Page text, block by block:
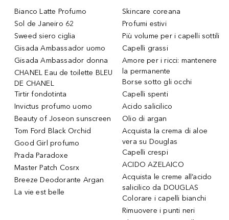
Bianco Latte Profumo
Sol de Janeiro 62
Sweed siero ciglia
Gisada Ambassador uomo
Gisada Ambassador donna
CHANEL Eau de toilette BLEU
DE CHANEL
Tirtir fondotinta
Invictus profumo uomo
Beauty of Joseon sunscreen
Tom Ford Black Orchid
Good Girl profumo
Prada Paradoxe
Master Patch Cosrx
Breeze Deodorante Argan
La vie est belle
Skincare coreana
Profumi estivi
Più volume per i capelli sottili
Capelli grassi
Amore per i ricci: mantenere
la permanente
Borse sotto gli occhi
Capelli spenti
Acido salicilico
Olio di argan
Acquista la crema di aloe
vera su Douglas
Capelli crespi
ACIDO AZELAICO
Acquista le creme all’acido
salicilico da DOUGLAS
Colorare i capelli bianchi
Rimuovere i punti neri